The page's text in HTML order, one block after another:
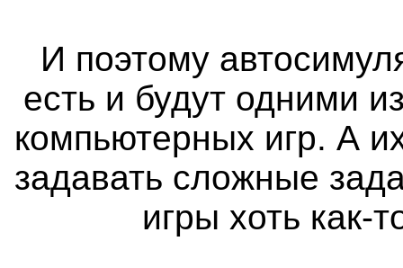
И поэтому
есть и будут одними
компьютерных игр. А
задавать сложные
игры хоть как-